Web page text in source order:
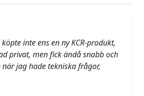
inte ens en ny KCR-produkt,
privat, men fick ändå snabb och
när jag hade tekniska frågor,